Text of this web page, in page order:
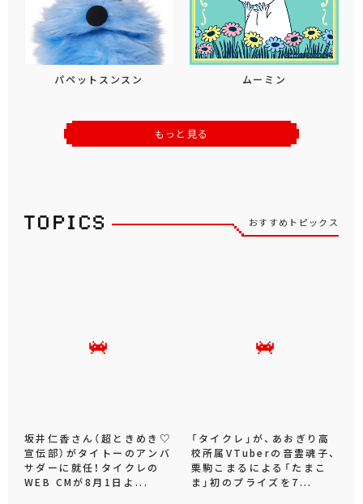
パペットスンスン ムーミン
もっと見る
おすすめトピックス
坂井仁香さん（超ときめき♡
宣伝部）がタイトーのアンバ
サダーに就任！タイクレの
WEB CMが8月1日よ...
「タイクレ」が、あおぎり高
校所属VTuberの音霊魂子、
栗駒こまるによる「たまこ
ま」初のプライズを7...